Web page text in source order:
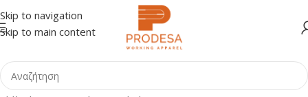
Skip to navigation
Skip to main content
Αρχική σελίδα Shop Υπόδηση Παπούτσια